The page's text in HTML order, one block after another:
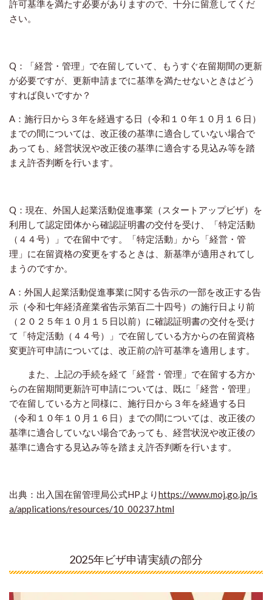
許可基準を満たす必要がありますので、十分に留意してくだ
さい。
Q：「経営・管理」で在留していて、もうすぐ在留期間の更新
が必要ですが、更新申請までに基準を満たせないときはどう
すれば良いですか？
A：施行日から３年を経過する日（令和１０年１０月１６日）
までの間については、改正後の基準に適合していない場合で
あっても、経営状況や改正後の基準に適合する見込み等を踏
まえ許否判断を行います。
Q：現在、外国人起業活動促進事業（スタートアップビザ）を
利用して認定団体から確認証明書の交付を受け、「特定活動
（４４号）」で在留中です。「特定活動」から「経営・管
理」に在留資格の変更をするときは、新基準が適用されてし
まうのですか。
A：外国人起業活動促進事業に関する告示の一部を改正する告
示（令和七年経済産業省告示第百二十四号）の施行日より前
（２０２５年１０月１５日以前）に確認証明書の交付を受け
て「特定活動（４４号）」で在留している方からの在留資格
変更許可申請については、改正前の許可基準を適用します。
また、上記の手続を経て「経営・管理」で在留する方か
らの在留期間更新許可申請については、既に「経営・管理」
で在留している方と同様に、施行日から３年を経過する日
（令和１０年１０月１６日）までの間については、改正後の
基準に適合していない場合であっても、経営状況や改正後の
基準に適合する見込み等を踏まえ許否判断を行います。
出典：出入国在留管理局公式HPよりhttps://www.moj.go.jp/is
a/applications/resources/10_00237.html
2025年ビザ申请実績の部分